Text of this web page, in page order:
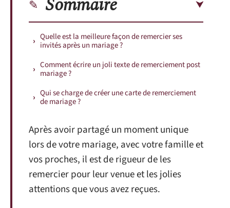
Quelle est la meilleure façon de remercier ses
invités après un mariage ?
Comment écrire un joli texte de remerciement post
mariage ?
Qui se charge de créer une carte de remerciement
de mariage ?
Après avoir partagé un moment unique
lors de votre mariage, avec votre famille et
vos proches, il est de rigueur de les
remercier pour leur venue et les jolies
attentions que vous avez reçues.